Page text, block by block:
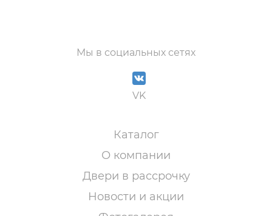
Мы в социальных сетях
VK
Каталог
О компании
Двери в рассрочку
Новости и акции